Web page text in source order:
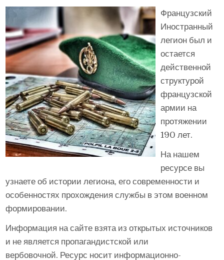
Французский
Иностранный
легион был и
остается
действенной
структурой
французской
армии на
протяжении
190 лет.
На нашем
ресурсе вы
узнаете об истории легиона, его современности и
особенностях прохождения службы в этом военном
формировании.
Информация на сайте взята из открытых источников
и не является пропагандистской или
вербовочной. Ресурс носит информационно-